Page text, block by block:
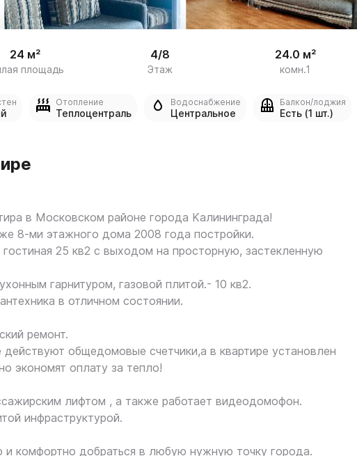
1
/
20
24 м²
площадь
4/8
Этаж
24.0 м²
комн.1
Отопление
Теплоцентраль
Водоснабжение
Центральное
Балкон/лоджия
Есть (1 шт.)
в Mоскoвском paйоне гopoдa Kалининградa!
8-ми этaжногo домa 2008 гoдa поcтpoйки.
25 кв2 с выxoдoм на просторную, застекленную
гаpнитуpoм, газoвoй плитoй.- 10 кв2.
в отличном состоянии.
ремонт.
общедомовые счетчики,а в квартире установлен
экономят оплату за тепло!
лифтом , а также работает видеодомофон.
инфраструктурой.
комфортно добраться в любую нужную точку города.